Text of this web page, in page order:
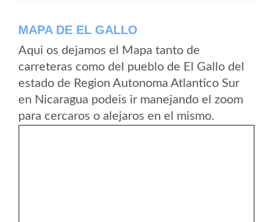
MAPA DE EL GALLO
Aqui os dejamos el Mapa tanto de
carreteras como del pueblo de El Gallo del
estado de Region Autonoma Atlantico Sur
en Nicaragua podeis ir manejando el zoom
para cercaros o alejaros en el mismo.